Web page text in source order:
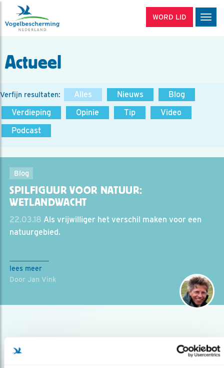
WORD LID
Actueel
Verfijn resultaten: Alles Nieuws
Blog
Verdieping
Opinie Tip
Video
Podcast
Blog
SPILFIGUUR VOOR NATUUR:
WETLANDWACHT
22.03.18 Als vrijwilliger het verschil maken voor een
natuurgebied.
lees meer
Door Jan Vink